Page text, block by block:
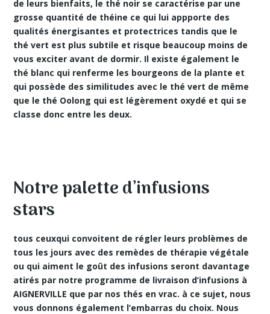
de leurs bienfaits, le thé noir se caractérise par une
grosse quantité de théine ce qui lui appporte des
qualités énergisantes et protectrices tandis que le
thé vert est plus subtile et risque beaucoup moins de
vous exciter avant de dormir. Il existe également le
thé blanc qui renferme les bourgeons de la plante et
qui possède des similitudes avec le thé vert de même
que le thé Oolong qui est légèrement oxydé et qui se
classe donc entre les deux.
Notre palette d’infusions
stars
tous ceuxqui convoitent de régler leurs problèmes de
tous les jours avec des remèdes de thérapie végétale
ou qui aiment le goût des infusions seront davantage
atirés par notre programme de livraison d’infusions à
AIGNERVILLE que par nos thés en vrac. à ce sujet, nous
vous donnons également l’embarras du choix. Nous